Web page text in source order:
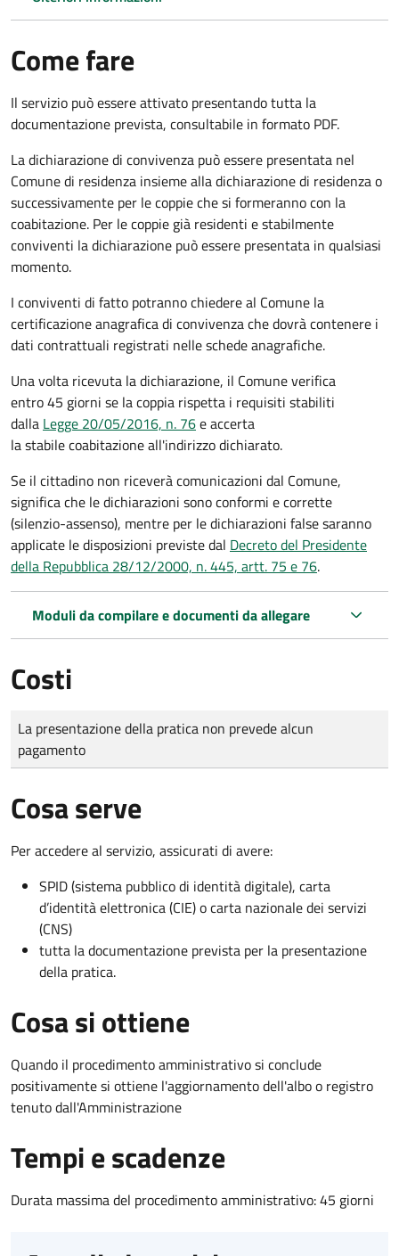
Come fare
Il servizio può essere attivato presentando tutta la
documentazione prevista, consultabile in formato PDF.
La dichiarazione di convivenza può essere presentata nel
Comune di residenza insieme alla dichiarazione di residenza o
successivamente per le coppie che si formeranno con la
coabitazione. Per le coppie già residenti e stabilmente
conviventi la dichiarazione può essere presentata in qualsiasi
momento.
I conviventi di fatto potranno chiedere al Comune la
certificazione anagrafica di convivenza che dovrà contenere i
dati contrattuali registrati nelle schede anagrafiche.
Una volta ricevuta la dichiarazione, il Comune verifica
entro 45 giorni se la coppia rispetta i requisiti stabiliti
dalla Legge 20/05/2016, n. 76e accerta
la stabile coabitazione all'indirizzo dichiarato.
Se il cittadino non riceverà comunicazioni dal Comune,
significa che le dichiarazioni sono conformi e corrette
(silenzio-assenso), mentre per le dichiarazioni false saranno
applicate le disposizioni previste dal Decreto del Presidente
della Repubblica 28/12/2000, n. 445, artt. 75 e 76.
Moduli da compilare e documenti da allegare
Costi
Tipo di pagamento
Importo
La presentazione della pratica non prevede alcun
pagamento
Cosa serve
Per accedere al servizio, assicurati di avere:
SPID (sistema pubblico di identità digitale), carta
d’identità elettronica (CIE) o carta nazionale dei servizi
(CNS)
tutta la documentazione prevista per la presentazione
della pratica.
Cosa si ottiene
Quando il procedimento amministrativo si conclude
positivamente si ottiene l'aggiornamento dell'albo o registro
tenuto dall'Amministrazione
Tempi e scadenze
Durata massima del procedimento amministrativo: 45 giorni